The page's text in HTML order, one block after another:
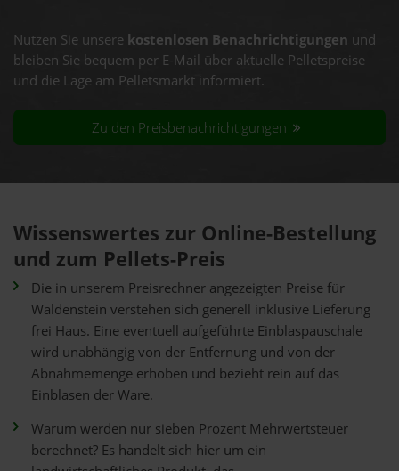
Nutzen Sie unsere kostenlosen Benachrichtigungen und
bleiben Sie bequem per E-Mail über aktuelle Pelletspreise
und die Lage am Pelletsmarkt informiert.
Zu den Preisbenachrichtigungen
Wissenswertes zur Online-Bestellung
und zum Pellets-Preis
Die in unserem Preisrechner angezeigten Preise für
Waldenstein verstehen sich generell inklusive Lieferung
frei Haus. Eine eventuell aufgeführte Einblaspauschale
wird unabhängig von der Entfernung und von der
Abnahmemenge erhoben und bezieht rein auf das
Einblasen der Ware.
Warum werden nur sieben Prozent Mehrwertsteuer
berechnet? Es handelt sich hier um ein